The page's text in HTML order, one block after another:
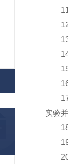
11
12
13
14
15
16
17
实验
18
19
20